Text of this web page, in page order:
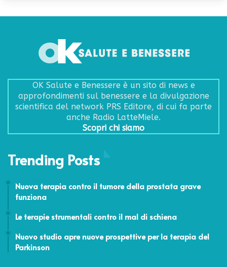
OK Salute e Benessere è un sito di news e
approfondimenti sul benessere e la divulgazione
scientifica del network PRS Editore, di cui fa parte
anche Radio LatteMiele.
Scopri chi siamo
Trending Posts
Nuova terapia contro il tumore della prostata grave
funziona
Le terapie strumentali contro il mal di schiena
Nuovo studio apre nuove prospettive per la terapia del
Parkinson